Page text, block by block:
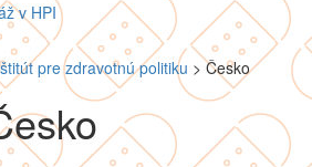
v HPI
pre zdravotnú politiku >Česko